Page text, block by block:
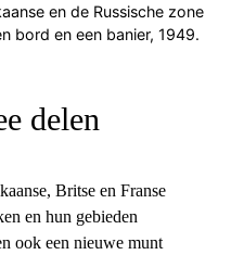
delen
Britse en Franse
en hun gebieden
ook een nieuwe munt